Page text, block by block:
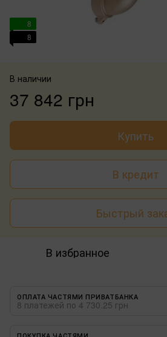
8
8
В наличии
37 842 грн
Купить
В кредит
Быстрый
В избранное
ОПЛАТА ЧАСТЯМИ ПРИВАТБАНКА
8 платежей по 4 730.25 грн
ПОКУПКА ЧАСТЯМИ